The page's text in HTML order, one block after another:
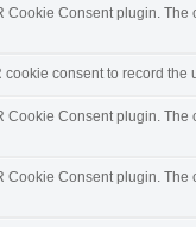
Cookie Consent plugin.
consent to record
Cookie Consent plugin.
Cookie Consent plugin.